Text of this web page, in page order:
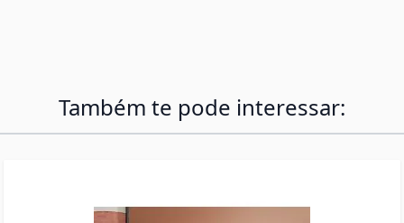
Também te pode interessar: